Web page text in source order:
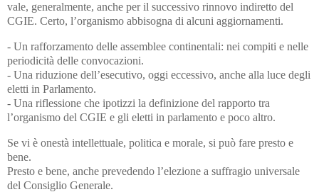
vale, generalmente, anche per il successivo rinnovo indiretto del
CGIE. Certo, l’organismo abbisogna di alcuni aggiornamenti.
- Un rafforzamento delle assemblee continentali: nei compiti e nelle
periodicità delle convocazioni.
- Una riduzione dell’esecutivo, oggi eccessivo, anche alla luce degli
eletti in Parlamento.
- Una riflessione che ipotizzi la definizione del rapporto tra
l’organismo del CGIE e gli eletti in parlamento e poco altro.
Se vi è onestà intellettuale, politica e morale, si può fare presto e
bene.
Presto e bene, anche prevedendo l’elezione a suffragio universale
del Consiglio Generale.